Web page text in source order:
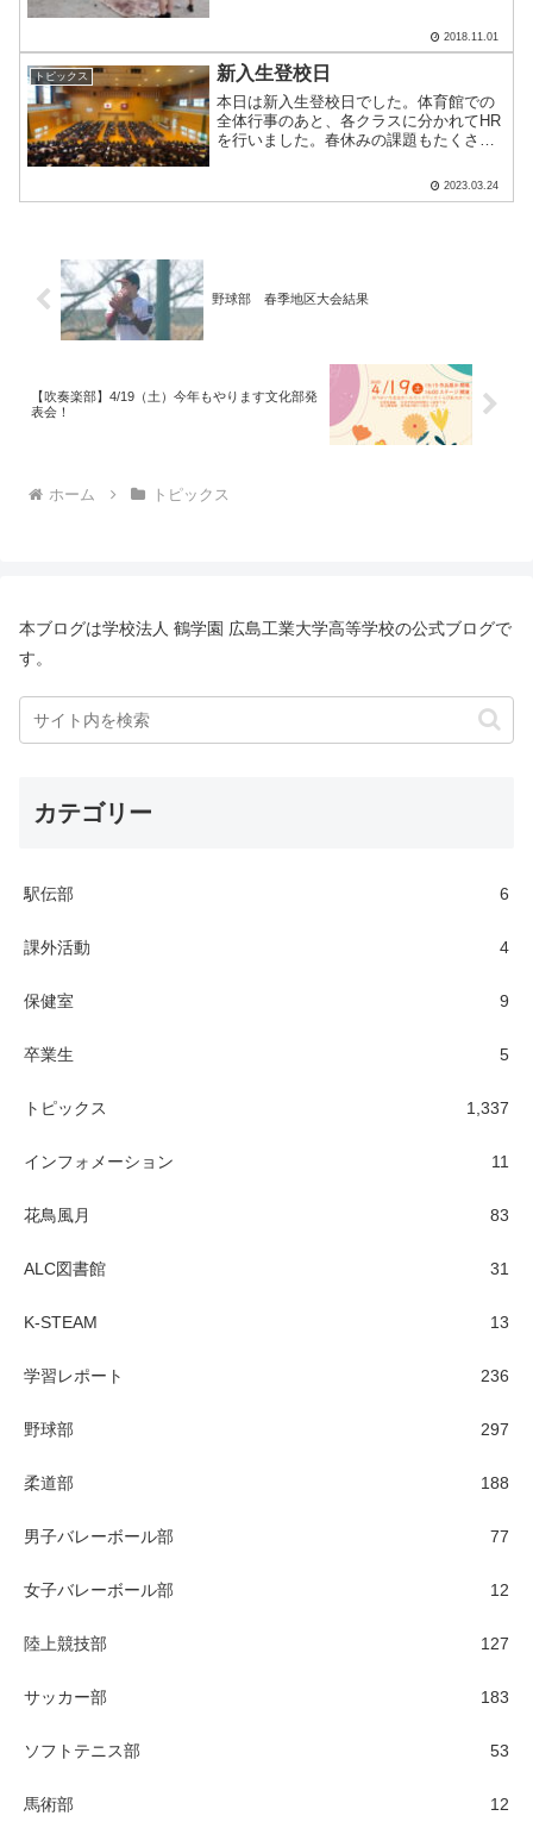
たりしています。家庭科室では、模擬店
を出す生徒が試作を行っていました。う
まくできたようですね.....
2018.11.01
トピックス 新入生登校日
本日は新入生登校日でした。体育館での
全体行事のあと、各クラスに分かれてHR
を行いました。春休みの課題もたくさん
けて、良い準備をしていきましょう！そ
2023.03.24
野球部 春季地区大会結果
【吹奏楽部】4/19（土）今年もやります文化部発
表会！
ホーム トピックス
本ブログは学校法人 鶴学園 広島工業大学高等学校の公式ブログで
す。
カテゴリー
駅伝部 6
課外活動 4
保健室 9
卒業生 5
トピックス 1,337
インフォメーション 11
花鳥風月 83
ALC図書館 31
K-STEAM 13
学習レポート 236
野球部 297
柔道部 188
男子バレーボール部 77
女子バレーボール部 12
陸上競技部 127
サッカー部 183
ソフトテニス部 53
馬術部 12